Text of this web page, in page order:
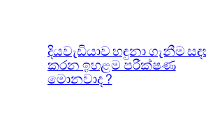
දියවැඩියාව හඳුනා ගැනීම
කරන ඉහළම පරීක්ෂණ
මොනවාද ?